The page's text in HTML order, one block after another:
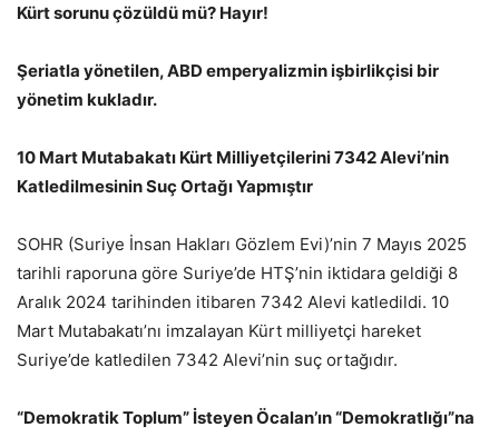
Kürt sorunu çözüldü mü? Hayır!
Şeriatla yönetilen, ABD emperyalizmin işbirlikçisi bir
yönetim kukladır.
10 Mart Mutabakatı Kürt Milliyetçilerini 7342 Alevi’nin
Katledilmesinin Suç Ortağı Yapmıştır
SOHR (Suriye İnsan Hakları Gözlem Evi)’nin 7 Mayıs 2025
tarihli raporuna göre Suriye’de HTŞ’nin iktidara geldiği 8
Aralık 2024 tarihinden itibaren 7342 Alevi katledildi. 10
Mart Mutabakatı’nı imzalayan Kürt milliyetçi hareket
Suriye’de katledilen 7342 Alevi’nin suç ortağıdır.
“Demokratik Toplum” İsteyen Öcalan’ın “Demokratlığı”na